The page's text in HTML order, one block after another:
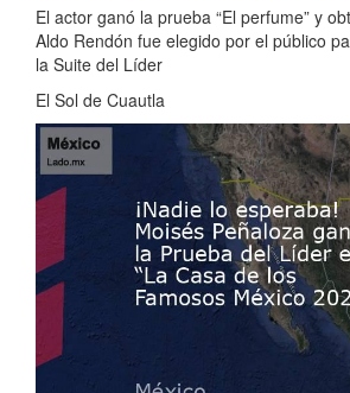
El actor ganó la prueba “El perfume” y
Aldo Rendón fue elegido por el público
la Suite del Líder
El Sol de Cuautla